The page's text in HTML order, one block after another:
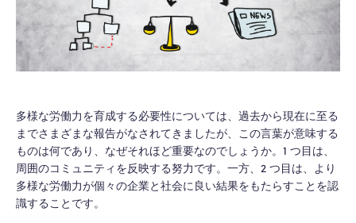
多様な労働力を育成する必要性については、過去から現在に至る
までさまざまな報告がなされてきましたが、この言葉が意味する
ものは何であり、なぜそれほど重要なのでしょうか。1 つ目は、
周囲のコミュニティを反映する努力です。一方、2 つ目は、より
多様な労働力が個々の企業と社会に良い結果をもたらすことを認
識することです。